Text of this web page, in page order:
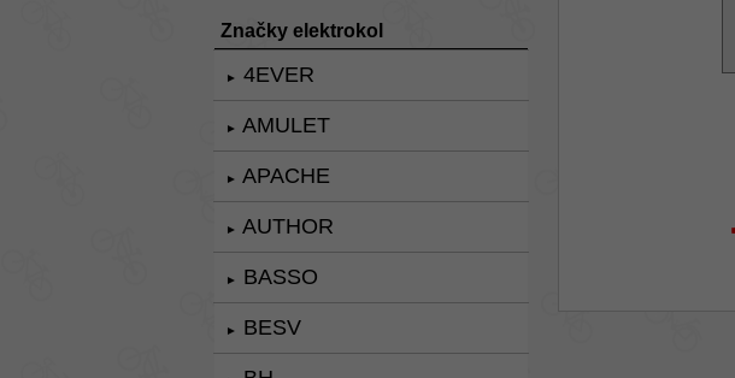
Značky elektrokol
► 4EVER
► AMULET
► APACHE
► AUTHOR
► BASSO
► BESV